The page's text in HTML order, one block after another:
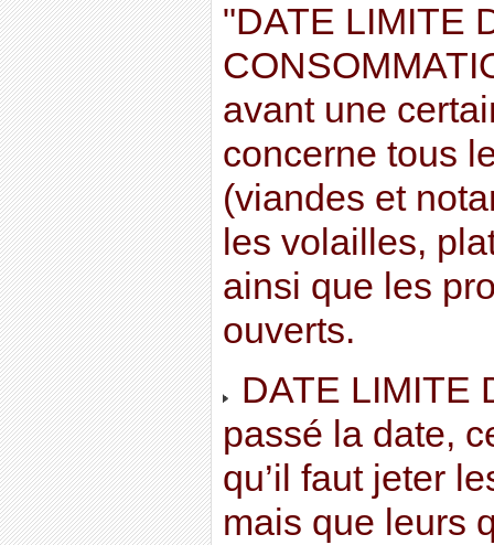
"DATE LIMITE
avant une
concerne tous
(viandes et
les volailles,
ainsi que les
ouverts.
DATE LIMITE
passé la date,
qu’il faut jeter
mais que leurs